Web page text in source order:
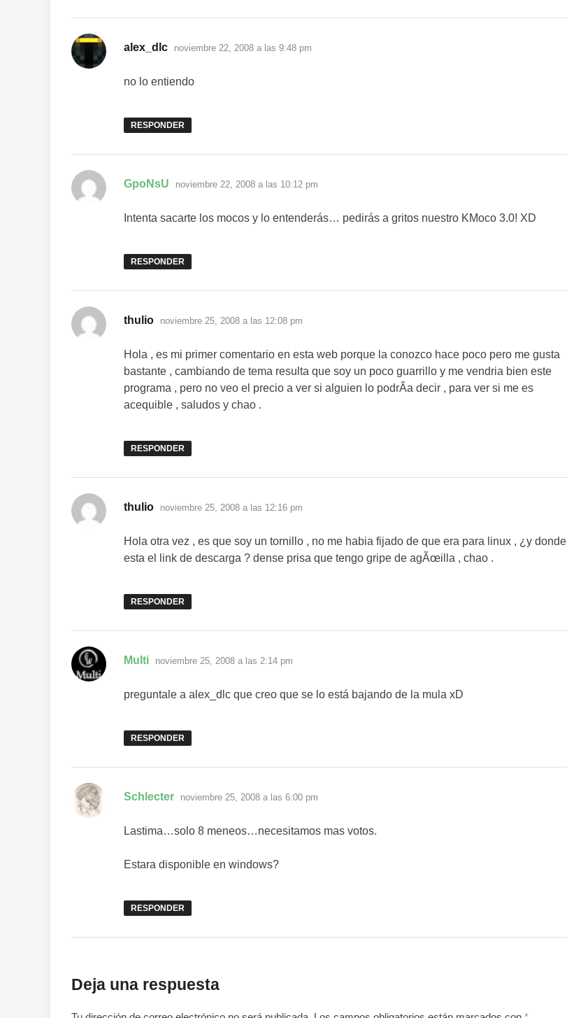
alex_dlc dice:
noviembre 22, 2008 a las 9:48 pm
no lo entiendo
RESPONDER
GpoNsU dice:
noviembre 22, 2008 a las 10:12 pm
Intenta sacarte los mocos y lo entenderás… pedirás a gritos nuestro KMoco 3.0! XD
RESPONDER
thulio dice:
noviembre 25, 2008 a las 12:08 pm
Hola , es mi primer comentario en esta web porque la conozco hace poco pero me gusta
bastante , cambiando de tema resulta que soy un poco guarrillo y me vendria bien este
programa , pero no veo el precio a ver si alguien lo podrÃ­a decir , para ver si me es
acequible , saludos y chao .
RESPONDER
thulio dice:
noviembre 25, 2008 a las 12:16 pm
Hola otra vez , es que soy un tornillo , no me habia fijado de que era para linux , ¿y donde
esta el link de descarga ? dense prisa que tengo gripe de agÃœilla , chao .
RESPONDER
Multi dice:
noviembre 25, 2008 a las 2:14 pm
preguntale a alex_dlc que creo que se lo está bajando de la mula xD
RESPONDER
Schlecter dice:
noviembre 25, 2008 a las 6:00 pm
Lastima…solo 8 meneos…necesitamos mas votos.
Estara disponible en windows?
RESPONDER
Deja una respuesta